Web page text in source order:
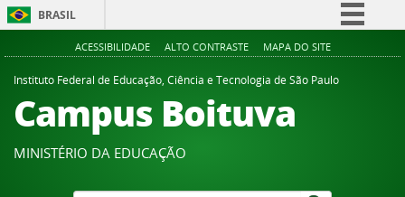
BRASIL
Simplifique!
Comunica BR
Acesso à informação
Canais
ACESSIBILIDADE ALTO CONTRASTE MAPA DO SITE
Instituto Federal de Educação, Ciência e Tecnologia de São Paulo
Campus Boituva
MINISTÉRIO DA EDUCAÇÃO